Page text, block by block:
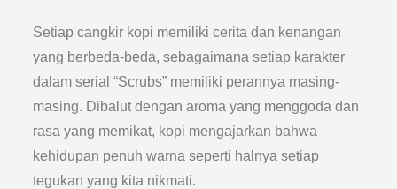
Setiap cangkir kopi memiliki cerita dan kenangan
yang berbeda-beda, sebagaimana setiap karakter
dalam serial “Scrubs” memiliki perannya masing-
masing. Dibalut dengan aroma yang menggoda dan
rasa yang memikat, kopi mengajarkan bahwa
kehidupan penuh warna seperti halnya setiap
tegukan yang kita nikmati.